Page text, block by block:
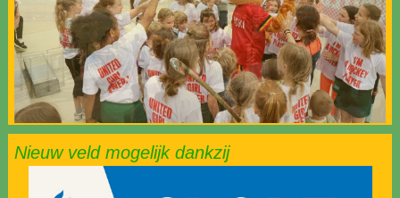
Nieuw veld mogelijk dankzij